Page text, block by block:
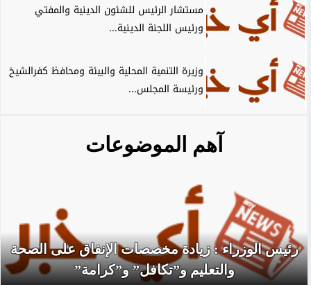
مستشار الرئيس للشئون الدينية والمفتي
ورئيس اللجنة الدينية...
وزيرة التنمية المحلية والبيئة ومحافظ كفرالشيخ
ورئيسة المجلس...
آهم الموضوعات
رئيس الوزراء : زيادة مخصصات الإنفاق على الصحة
والتعليم و”تكافل” و”كرامة”